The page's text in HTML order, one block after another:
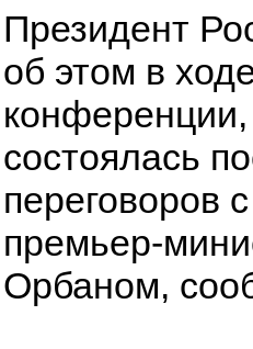
Президент
об этом в
конференции,
состоялась
переговоров
премьер-
Орбаном,